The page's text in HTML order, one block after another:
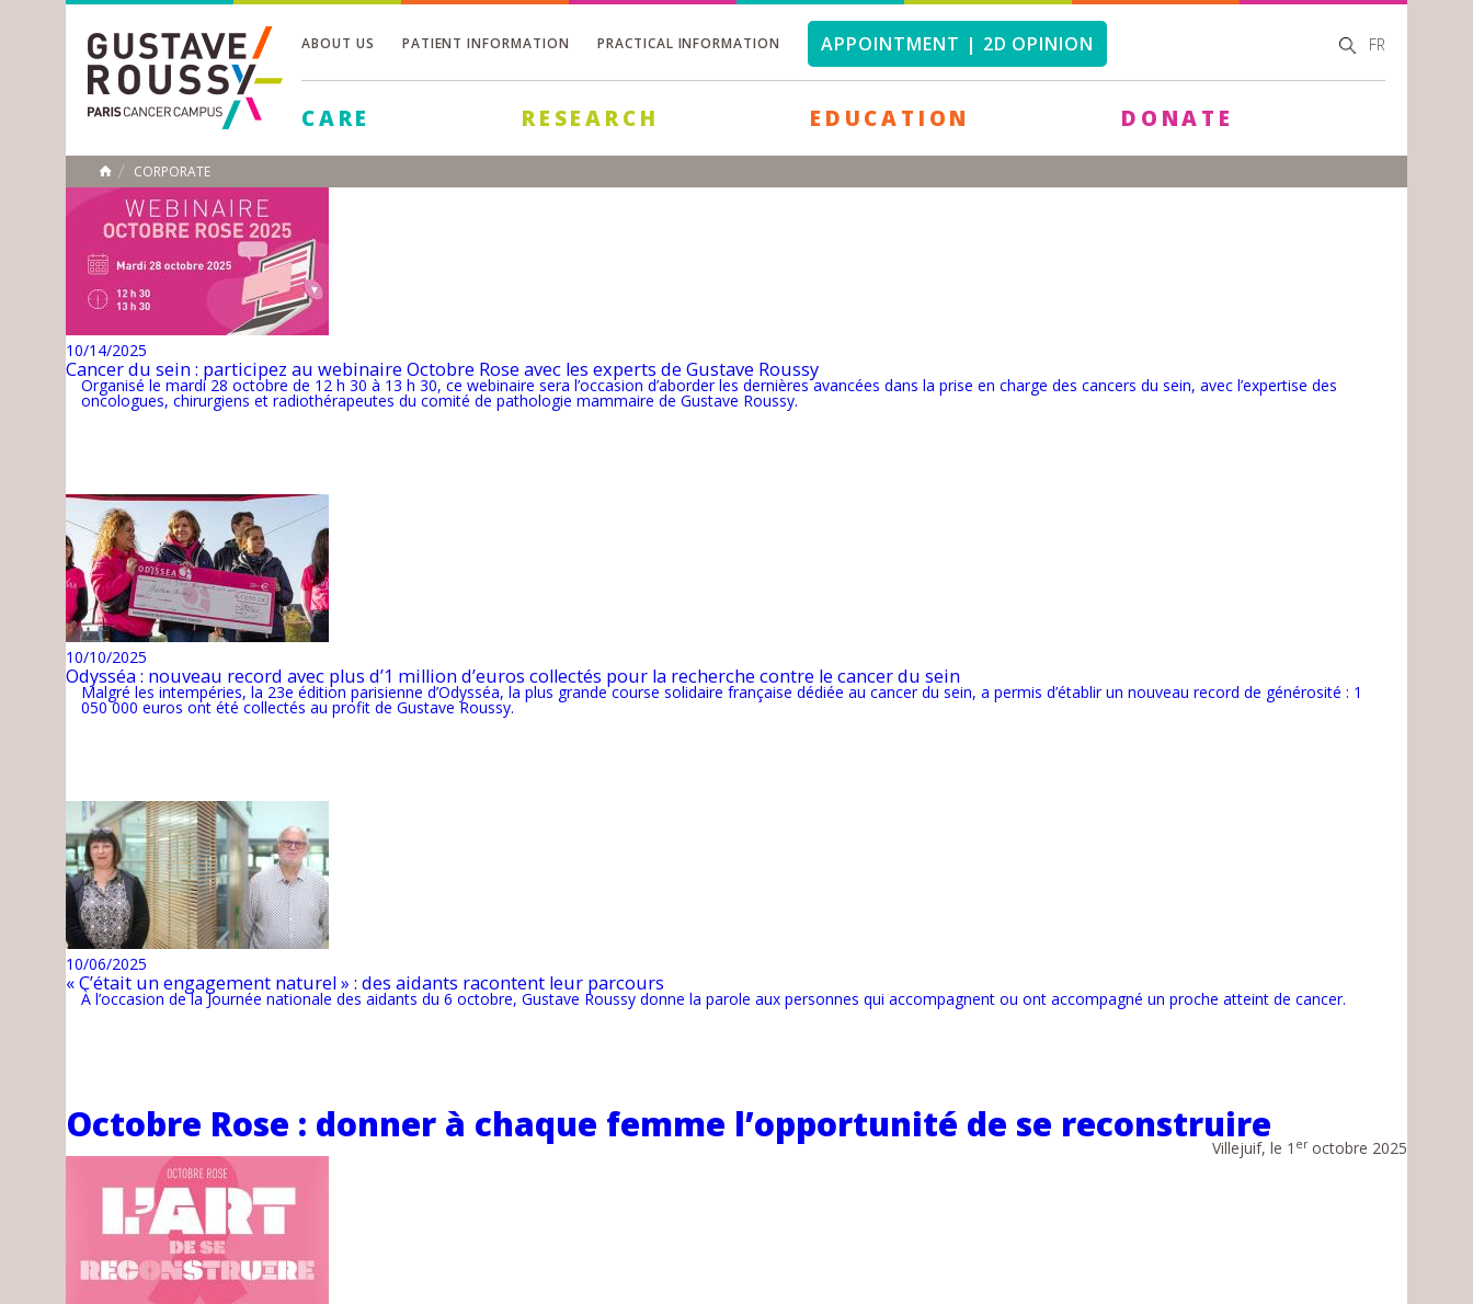
ABOUT US PATIENT INFORMATION PRACTICAL INFORMATION APPOINTMENT | 2D OPINION SEARCH
FORM
SEARCH
FR
CARE RESEARCH EDUCATION DONATE
HOME
CORPORATE
10/14/2025
Cancer du sein : participez au webinaire Octobre Rose avec les experts de Gustave Roussy
Organisé le mardi 28 octobre de 12 h 30 à 13 h 30, ce webinaire sera l’occasion d’aborder les dernières avancées dans la prise en charge des cancers du sein, avec l’expertise des
oncologues, chirurgiens et radiothérapeutes du comité de pathologie mammaire de Gustave Roussy.
10/10/2025
Odysséa : nouveau record avec plus d’1 million d’euros collectés pour la recherche contre le cancer du sein
Malgré les intempéries, la 23e édition parisienne d’Odysséa, la plus grande course solidaire française dédiée au cancer du sein, a permis d’établir un nouveau record de générosité : 1
050 000 euros ont été collectés au profit de Gustave Roussy.
10/06/2025
« C’était un engagement naturel » : des aidants racontent leur parcours
À l’occasion de la Journée nationale des aidants du 6 octobre, Gustave Roussy donne la parole aux personnes qui accompagnent ou ont accompagné un proche atteint de cancer.
Octobre Rose : donner à chaque femme l’opportunité de se reconstruire
Villejuif, le 1 eroctobre 2025